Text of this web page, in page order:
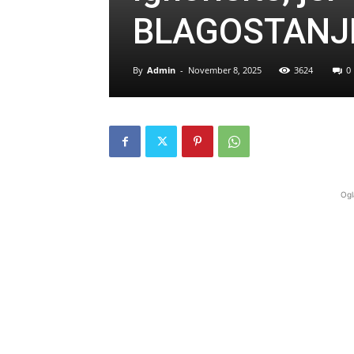
By Admin - November 8, 2025 3624 0